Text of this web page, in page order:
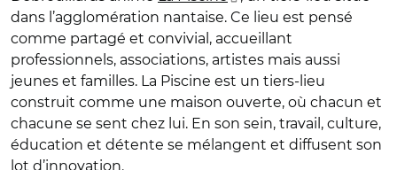
dans l’agglomération nantaise. Ce lieu est pensé
comme partagé et convivial, accueillant
professionnels, associations, artistes mais aussi
jeunes et familles. La Piscine est un tiers-lieu
construit comme une maison ouverte, où chacun et
chacune se sent chez lui. En son sein, travail, culture,
éducation et détente se mélangent et diffusent son
lot d’innovation.